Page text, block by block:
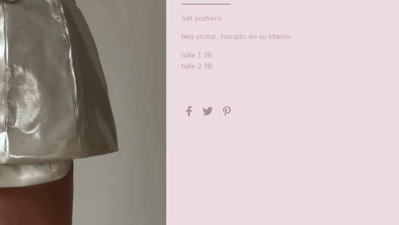
Set sastrero .
tela cristal , forrado en su interior
talle 1 36 .
talle 2 38